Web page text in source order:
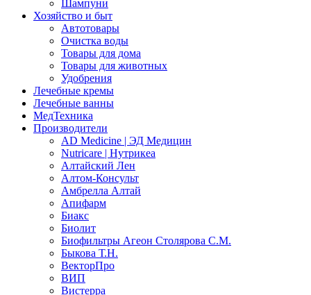
Шампуни
Хозяйство и быт
Автотовары
Очистка воды
Товары для дома
Товары для животных
Удобрения
Лечебные кремы
Лечебные ванны
МедТехника
Производители
AD Medicine | ЭД Медицин
Nutricare | Нутрикеа
Алтайский Лен
Алтом-Консульт
Амбрелла Алтай
Апифарм
Биакс
Биолит
Биофильтры Агеон Столярова С.М.
Быкова Т.Н.
ВекторПро
ВИП
Вистерра